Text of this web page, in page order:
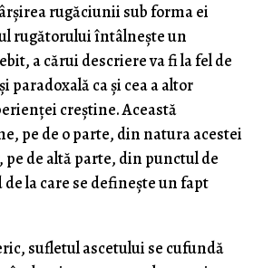
rugăciunii sub forma ei
rugătorului întâlneşte un
a cărui descriere va fi la fel de
paradoxală ca şi cea a altor
creştine. Această
pe de o parte, din natura acestei
de altă parte, din punctul de
la care se defineşte un fapt
sufletul ascetului se cufundă